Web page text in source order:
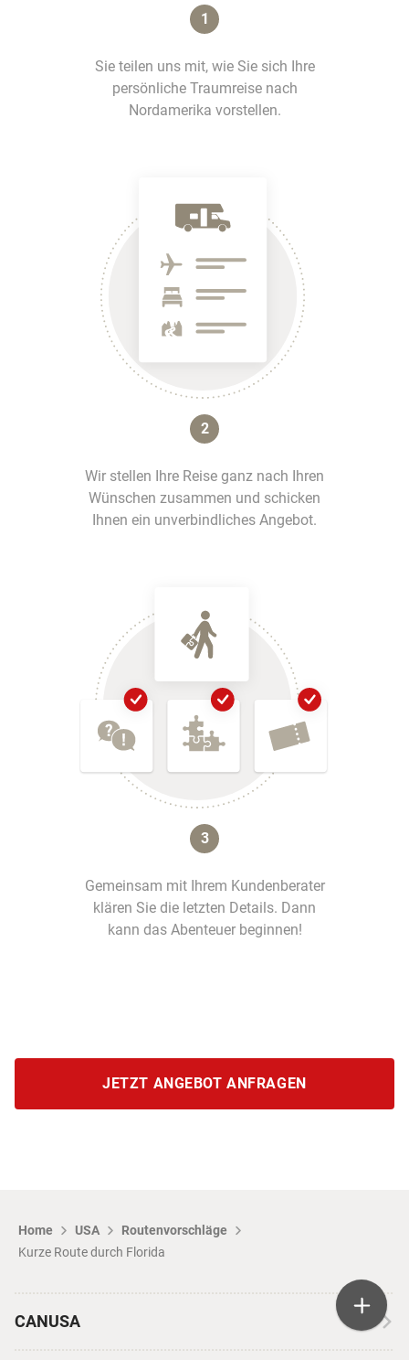
Home USA
Routenvorschläge
Kurze Route durch Florida
JETZT ANGEBOT ANFRAGEN
1
Sie teilen uns mit, wie Sie sich Ihre
persönliche Traumreise nach
Nordamerika vorstellen.
2
Wir stellen Ihre Reise ganz nach Ihren
Wünschen zusammen und schicken
Ihnen ein unverbindliches Angebot.
3
Gemeinsam mit Ihrem Kundenberater
klären Sie die letzten Details. Dann
kann das Abenteuer beginnen!
CANUSA